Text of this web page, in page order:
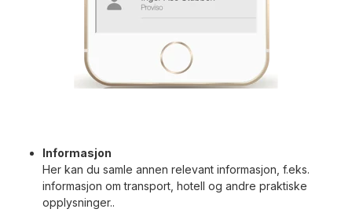
Informasjon
Her kan du samle annen relevant informasjon, f.eks.
informasjon om transport, hotell og andre praktiske
opplysninger..